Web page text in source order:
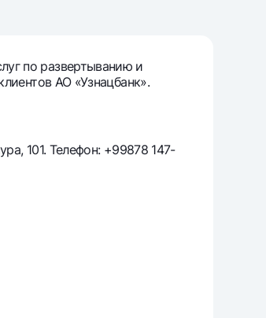
по развертыванию и
АО «Узнацбанк».
101. Телефон: +99878 147-